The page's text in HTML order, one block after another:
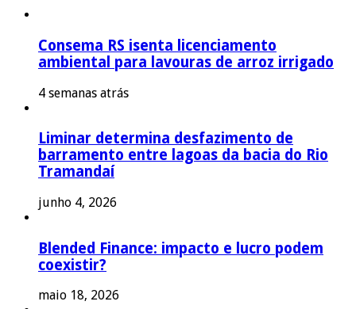
Consema RS isenta licenciamento
ambiental para lavouras de arroz irrigado
4 semanas atrás
Liminar determina desfazimento de
barramento entre lagoas da bacia do Rio
Tramandaí
junho 4, 2026
Blended Finance: impacto e lucro podem
coexistir?
maio 18, 2026